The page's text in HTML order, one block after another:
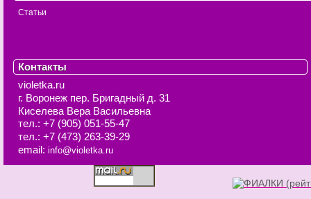
Статьи
Контакты
violetka.ru
г. Воронеж пер. Бригадный д. 31
Киселева Вера Васильевна
тел.: +7 (905) 051-55-47
тел.: +7 (473) 263-39-29
email: info@violetka.ru